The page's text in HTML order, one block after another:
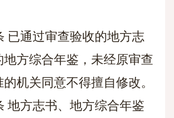
已通过审查验收的地方志
方综合年鉴，未经原审查
机关同意不得擅自修改。
地方志书、地方综合年鉴